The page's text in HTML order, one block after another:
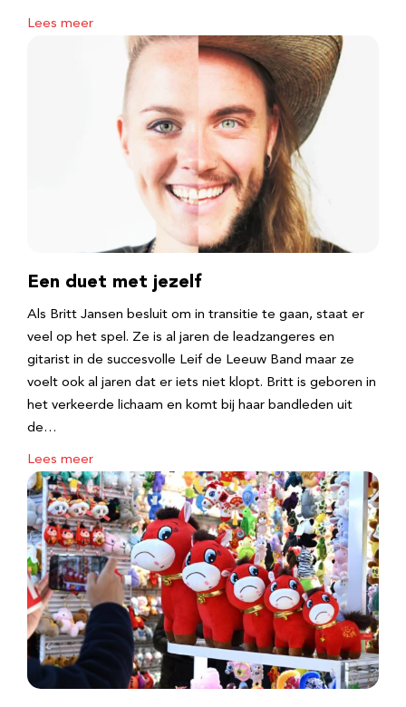
Lees meer
Een duet met jezelf
Als Britt Jansen besluit om in transitie te gaan, staat er
veel op het spel. Ze is al jaren de leadzangeres en
gitarist in de succesvolle Leif de Leeuw Band maar ze
voelt ook al jaren dat er iets niet klopt. Britt is geboren in
het verkeerde lichaam en komt bij haar bandleden uit
de…
Lees meer